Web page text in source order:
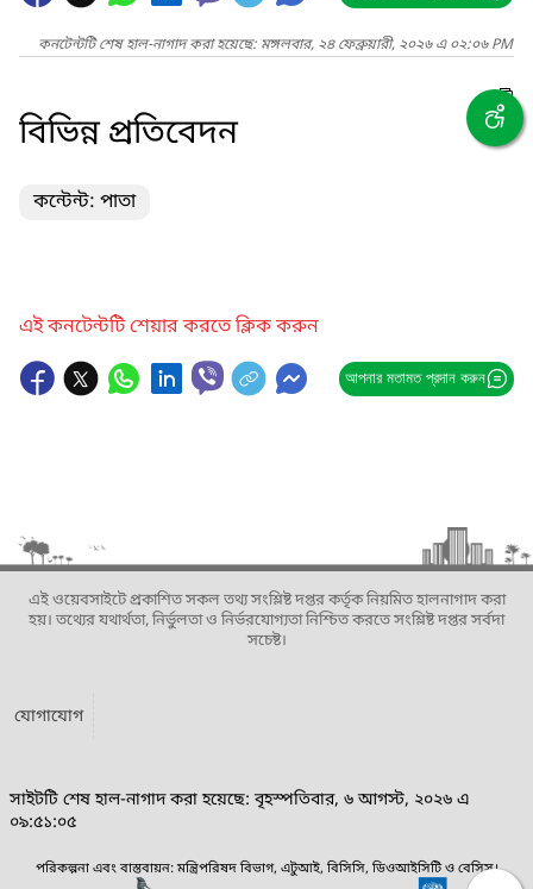
কনটেন্টটি শেষ হাল-নাগাদ করা হয়েছে: মঙ্গলবার, ২৪ ফেব্রুয়ারী, ২০২৬ এ ০২:০৬ PM
বিভিন্ন প্রতিবেদন
কন্টেন্ট: পাতা
এই কনটেন্টটি শেয়ার করতে ক্লিক করুন
আপনার মতামত প্রদান করুন
এই ওয়েবসাইটে প্রকাশিত সকল তথ্য সংশ্লিষ্ট দপ্তর কর্তৃক নিয়মিত হালনাগাদ করা
হয়। তথ্যের যথার্থতা, নির্ভুলতা ও নির্ভরযোগ্যতা নিশ্চিত করতে সংশ্লিষ্ট দপ্তর সর্বদা
সচেষ্ট।
যোগাযোগ
সাইটটি শেষ হাল-নাগাদ করা হয়েছে: বৃহস্পতিবার, ৬ আগস্ট, ২০২৬ এ
০৯:৫১:০৫
পরিকল্পনা এবং বাস্তবায়ন: মন্ত্রিপরিষদ বিভাগ, এটুআই, বিসিসি, ডিওআইসিটি ও বেসিস।